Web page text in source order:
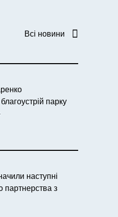
Всі новини
парку
наступні
партнерства з